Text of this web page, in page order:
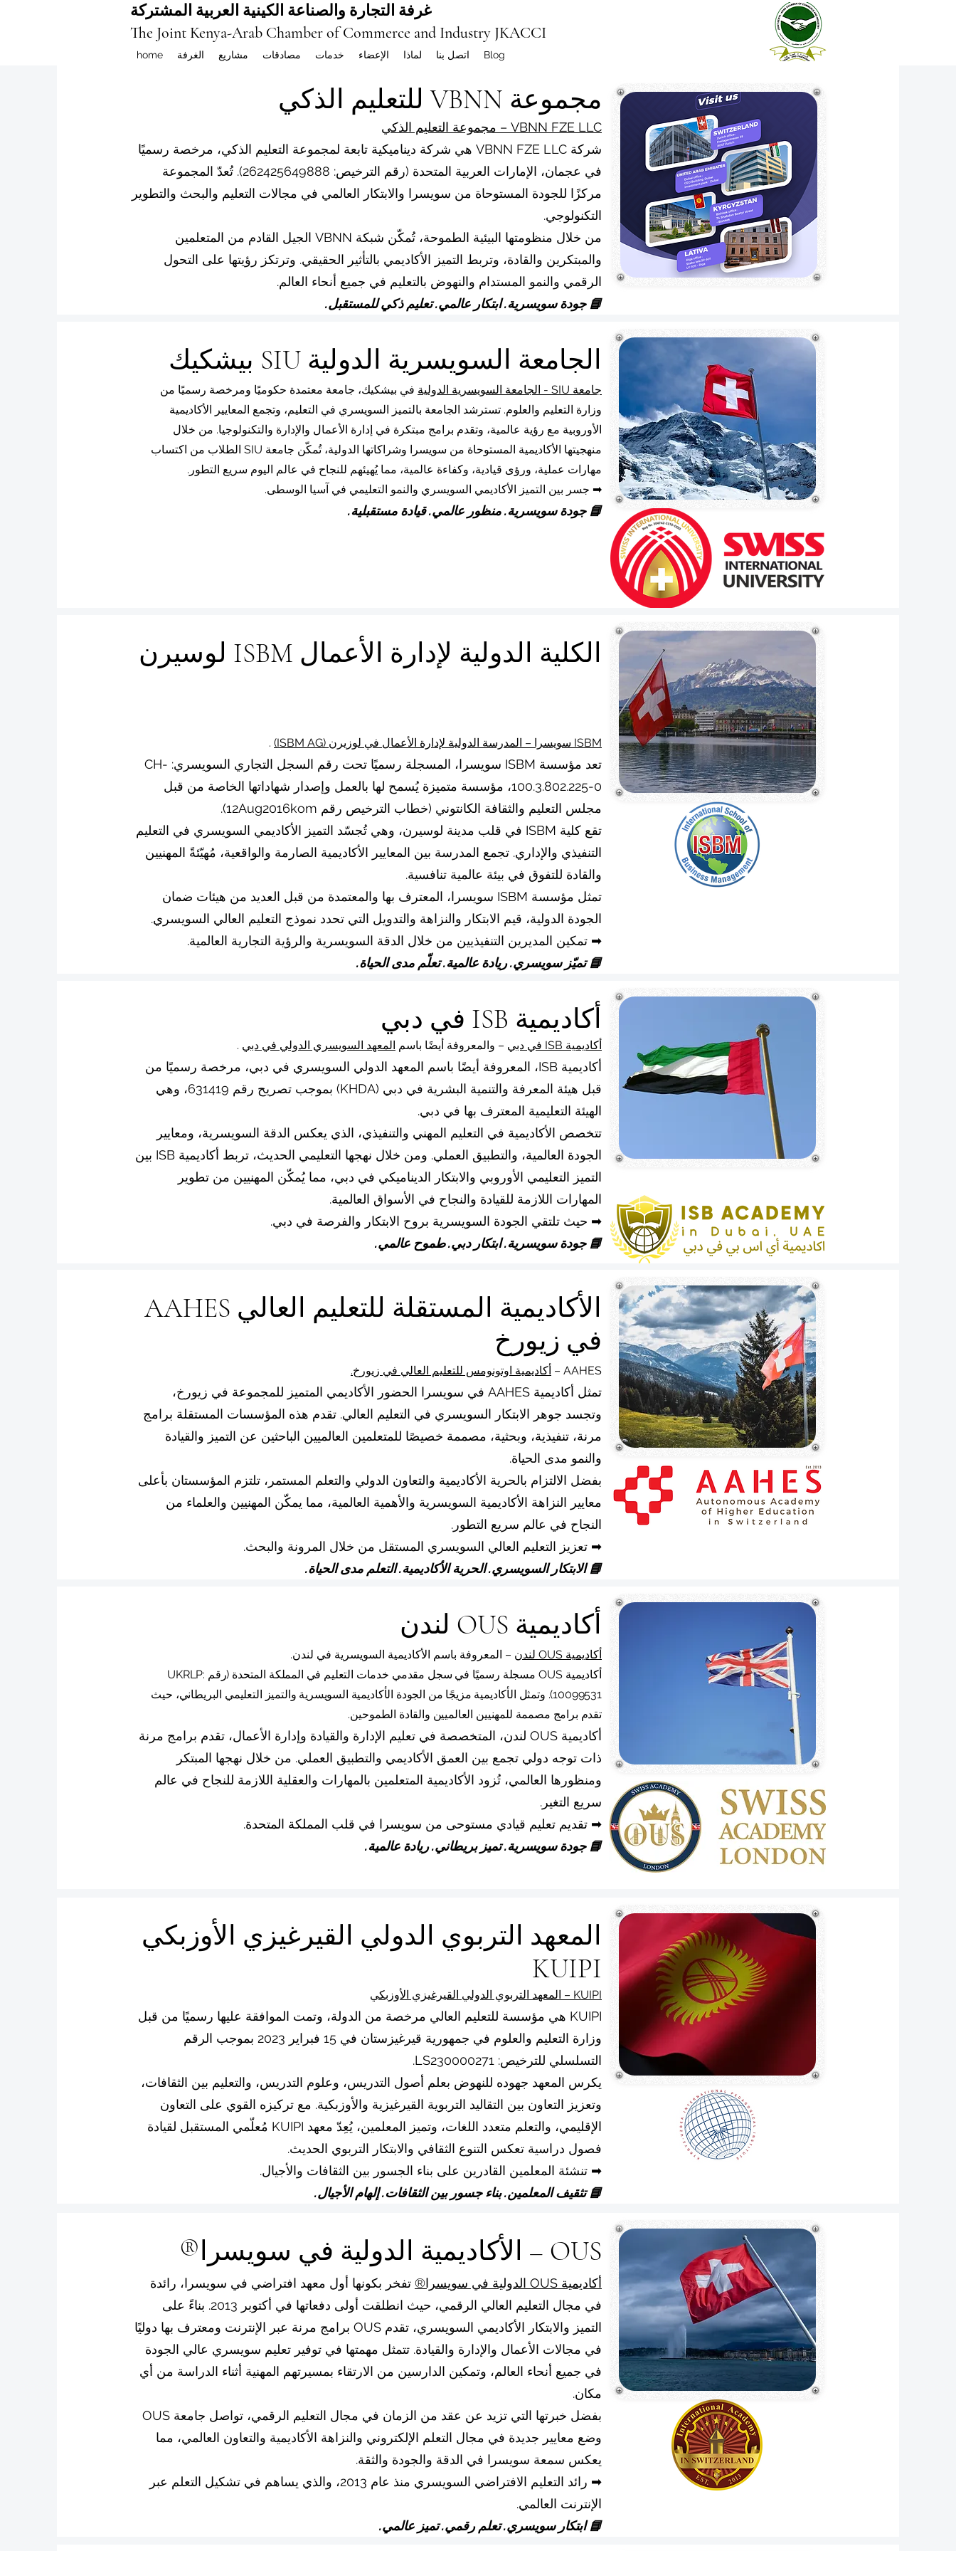
غرفة التجارة والصناعة الكينية العربية المشتركة
The Joint Kenya-Arab Chamber of Commerce and Industry JKACCI
home الغرفة مشاريع مصادقات خدمات الإعضاء لماذا اتصل بنا Blog
مجموعة VBNN للتعليم الذكي
VBNN FZE LLC – مجموعة التعليم الذكي
شركة VBNN FZE LLC هي شركة ديناميكية تابعة لمجموعة التعليم الذكي، مرخصة رسميًا
في عجمان، الإمارات العربية المتحدة (رقم الترخيص: 262425649888). تُعدّ المجموعة
مركزًا للجودة المستوحاة من سويسرا والابتكار العالمي في مجالات التعليم والبحث والتطوير
التكنولوجي.
من خلال منظومتها البيئية الطموحة، تُمكّن شبكة VBNN الجيل القادم من المتعلمين
والمبتكرين والقادة، وتربط التميز الأكاديمي بالتأثير الحقيقي. وترتكز رؤيتها على التحول
الرقمي والنمو المستدام والنهوض بالتعليم في جميع أنحاء العالم.
📘 جودة سويسرية. ابتكار عالمي. تعليم ذكي للمستقبل.
الجامعة السويسرية الدولية SIU بيشكيك
جامعة SIU - الجامعة السويسرية الدولية في بيشكيك، جامعة معتمدة حكوميًا ومرخصة رسميًا من
وزارة التعليم والعلوم. تسترشد الجامعة بالتميز السويسري في التعليم، وتجمع المعايير الأكاديمية
الأوروبية مع رؤية عالمية، وتقدم برامج مبتكرة في إدارة الأعمال والإدارة والتكنولوجيا. من خلال
منهجيتها الأكاديمية المستوحاة من سويسرا وشراكاتها الدولية، تُمكّن جامعة SIU الطلاب من اكتساب
مهارات عملية، ورؤى قيادية، وكفاءة عالمية، مما يُهيئهم للنجاح في عالم اليوم سريع التطور.
➡ جسر بين التميز الأكاديمي السويسري والنمو التعليمي في آسيا الوسطى.
📘 جودة سويسرية. منظور عالمي. قيادة مستقبلية.
الكلية الدولية لإدارة الأعمال ISBM لوسيرن
ISBM سويسرا – المدرسة الدولية لإدارة الأعمال في لوزيرن (ISBM AG) .
تعد مؤسسة ISBM سويسرا، المسجلة رسميًا تحت رقم السجل التجاري السويسري: CH-
100.3.802.225-0، مؤسسة متميزة يُسمح لها بالعمل وإصدار شهاداتها الخاصة من قبل
مجلس التعليم والثقافة الكانتوني (خطاب الترخيص رقم 12Aug2016kom).
تقع كلية ISBM في قلب مدينة لوسيرن، وهي تُجسّد التميز الأكاديمي السويسري في التعليم
التنفيذي والإداري. تجمع المدرسة بين المعايير الأكاديمية الصارمة والواقعية، مُهيّئةً المهنيين
والقادة للتفوق في بيئة عالمية تنافسية.
تمثل مؤسسة ISBM سويسرا، المعترف بها والمعتمدة من قبل العديد من هيئات ضمان
الجودة الدولية، قيم الابتكار والنزاهة والتدويل التي تحدد نموذج التعليم العالي السويسري.
➡ تمكين المديرين التنفيذيين من خلال الدقة السويسرية والرؤية التجارية العالمية.
📘 تميّز سويسري. ريادة عالمية. تعلّم مدى الحياة.
أكاديمية ISB في دبي
أكاديمية ISB في دبي – والمعروفة أيضًا باسم المعهد السويسري الدولي في دبي .
أكاديمية ISB، المعروفة أيضًا باسم المعهد الدولي السويسري في دبي، مرخصة رسميًا من
قبل هيئة المعرفة والتنمية البشرية في دبي (KHDA) بموجب تصريح رقم 631419، وهي
الهيئة التعليمية المعترف بها في دبي.
تتخصص الأكاديمية في التعليم المهني والتنفيذي، الذي يعكس الدقة السويسرية، ومعايير
الجودة العالمية، والتطبيق العملي. ومن خلال نهجها التعليمي الحديث، تربط أكاديمية ISB بين
التميز التعليمي الأوروبي والابتكار الديناميكي في دبي، مما يُمكّن المهنيين من تطوير
المهارات اللازمة للقيادة والنجاح في الأسواق العالمية.
➡ حيث تلتقي الجودة السويسرية بروح الابتكار والفرصة في دبي.
📘 جودة سويسرية. ابتكار دبي. طموح عالمي.
الأكاديمية المستقلة للتعليم العالي AAHES
في زيورخ
AAHES – أكاديمية اوتونومس للتعليم العالي في زيورخ.
تمثل أكاديمية AAHES في سويسرا الحضور الأكاديمي المتميز للمجموعة في زيورخ،
وتجسد جوهر الابتكار السويسري في التعليم العالي. تقدم هذه المؤسسات المستقلة برامج
مرنة، تنفيذية، وبحثية، مصممة خصيصًا للمتعلمين العالميين الباحثين عن التميز والقيادة
والنمو مدى الحياة.
بفضل الالتزام بالحرية الأكاديمية والتعاون الدولي والتعلم المستمر، تلتزم المؤسستان بأعلى
معايير النزاهة الأكاديمية السويسرية والأهمية العالمية، مما يمكّن المهنيين والعلماء من
النجاح في عالم سريع التطور.
➡ تعزيز التعليم العالي السويسري المستقل من خلال المرونة والبحث.
📘 الابتكار السويسري. الحرية الأكاديمية. التعلم مدى الحياة.
أكاديمية OUS لندن
أكاديمية OUS لندن
– المعروفة باسم الأكاديمية السويسرية في لندن.
أكاديمية OUS
مسجلة رسميًا في سجل مقدمي خدمات التعليم في المملكة المتحدة (رقم UKRLP:
10099531). وتمثل الأكاديمية مزيجًا من الجودة الأكاديمية السويسرية والتميز التعليمي البريطاني، حيث
تقدم برامج مصممة للمهنيين العالميين والقادة الطموحين.
أكاديمية OUS لندن، المتخصصة في تعليم الإدارة والقيادة وإدارة الأعمال، تقدم برامج مرنة
ذات توجه دولي تجمع بين العمق الأكاديمي والتطبيق العملي. من خلال نهجها المبتكر
ومنظورها العالمي، تُزود الأكاديمية المتعلمين بالمهارات والعقلية اللازمة للنجاح في عالم
سريع التغير.
➡ تقديم تعليم قيادي مستوحى من سويسرا في قلب المملكة المتحدة.
📘 جودة سويسرية. تميز بريطاني. ريادة عالمية.
المعهد التربوي الدولي القيرغيزي الأوزبكي
KUIPI
KUIPI – المعهد التربوي الدولي القيرغيزي الأوزبكي
KUIPI هي مؤسسة للتعليم العالي مرخصة من الدولة، وتمت الموافقة عليها رسميًا من قبل
وزارة التعليم والعلوم في جمهورية قيرغيزستان في 15 فبراير 2023 بموجب الرقم
التسلسلي للترخيص: LS230000271.
يكرس المعهد جهوده للنهوض بعلم أصول التدريس، وعلوم التدريس، والتعليم بين الثقافات،
وتعزيز التعاون بين التقاليد التربوية القيرغيزية والأوزبكية. مع تركيزه القوي على التعاون
الإقليمي، والتعلم متعدد اللغات، وتميز المعلمين، يُعِدّ معهد KUIPI مُعلّمي المستقبل لقيادة
فصول دراسية تعكس التنوع الثقافي والابتكار التربوي الحديث.
➡ تنشئة المعلمين القادرين على بناء الجسور بين الثقافات والأجيال.
📘 تثقيف المعلمين. بناء جسور بين الثقافات. إلهام الأجيال.
OUS – الأكاديمية الدولية في سويسرا®
أكاديمية OUS الدولية في سويسرا®
تفخر بكونها أول معهد افتراضي في سويسرا، رائدة
في مجال التعليم العالي الرقمي، حيث انطلقت أولى دفعاتها في أكتوبر 2013. بناءً على
التميز والابتكار الأكاديمي السويسري، تقدم OUS برامج مرنة عبر الإنترنت ومعترف بها دوليًا
في مجالات الأعمال والإدارة والقيادة. تتمثل مهمتها في توفير تعليم سويسري عالي الجودة
في جميع أنحاء العالم، وتمكين الدارسين من الارتقاء بمسيرتهم المهنية أثناء الدراسة من أي
مكان.
بفضل خبرتها التي تزيد عن عقد من الزمان في مجال التعليم الرقمي، تواصل جامعة OUS
وضع معايير جديدة في مجال التعلم الإلكتروني والنزاهة الأكاديمية والتعاون العالمي، مما
يعكس سمعة سويسرا في الدقة والجودة والثقة.
➡ رائد التعليم الافتراضي السويسري منذ عام 2013، والذي يساهم في تشكيل التعلم عبر
الإنترنت العالمي.
📘 ابتكار سويسري. تعلم رقمي. تميز عالمي.